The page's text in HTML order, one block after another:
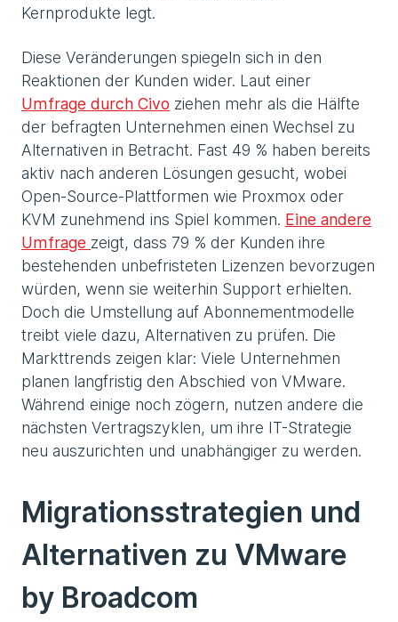
Kernprodukte legt.
Diese Veränderungen spiegeln sich in den
Reaktionen der Kunden wider. Laut einer
Umfrage durch Civo ziehen mehr als die Hälfte
der befragten Unternehmen einen Wechsel zu
Alternativen in Betracht. Fast 49 % haben bereits
aktiv nach anderen Lösungen gesucht, wobei
Open-Source-Plattformen wie Proxmox oder
KVM zunehmend ins Spiel kommen. Eine andere
Umfrage zeigt, dass 79 % der Kunden ihre
bestehenden unbefristeten Lizenzen bevorzugen
würden, wenn sie weiterhin Support erhielten.
Doch die Umstellung auf Abonnementmodelle
treibt viele dazu, Alternativen zu prüfen. Die
Markttrends zeigen klar: Viele Unternehmen
planen langfristig den Abschied von VMware.
Während einige noch zögern, nutzen andere die
nächsten Vertragszyklen, um ihre IT-Strategie
neu auszurichten und unabhängiger zu werden.
Migrationsstrategien und
Alternativen zu VMware
by Broadcom